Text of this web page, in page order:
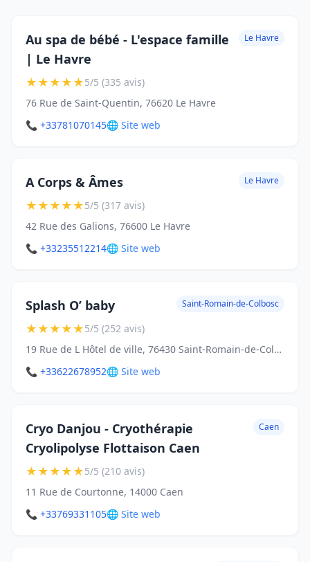
Au spa de bébé - L'espace famille
| Le Havre
Le Havre
★★★★★5/5 (335 avis)
76 Rue de Saint-Quentin, 76620 Le Havre
📞 +33781070145🌐 Site web
A Corps & Âmes Le Havre
★★★★★5/5 (317 avis)
42 Rue des Galions, 76600 Le Havre
📞 +33235512214🌐 Site web
Splash O’ baby Saint-Romain-de-Colbosc
★★★★★5/5 (252 avis)
19 Rue de L Hôtel de ville, 76430 Saint-Romain-de-Colbosc
📞 +33622678952🌐 Site web
Cryo Danjou - Cryothérapie
Cryolipolyse Flottaison Caen
Caen
★★★★★5/5 (210 avis)
11 Rue de Courtonne, 14000 Caen
📞 +33769331105🌐 Site web